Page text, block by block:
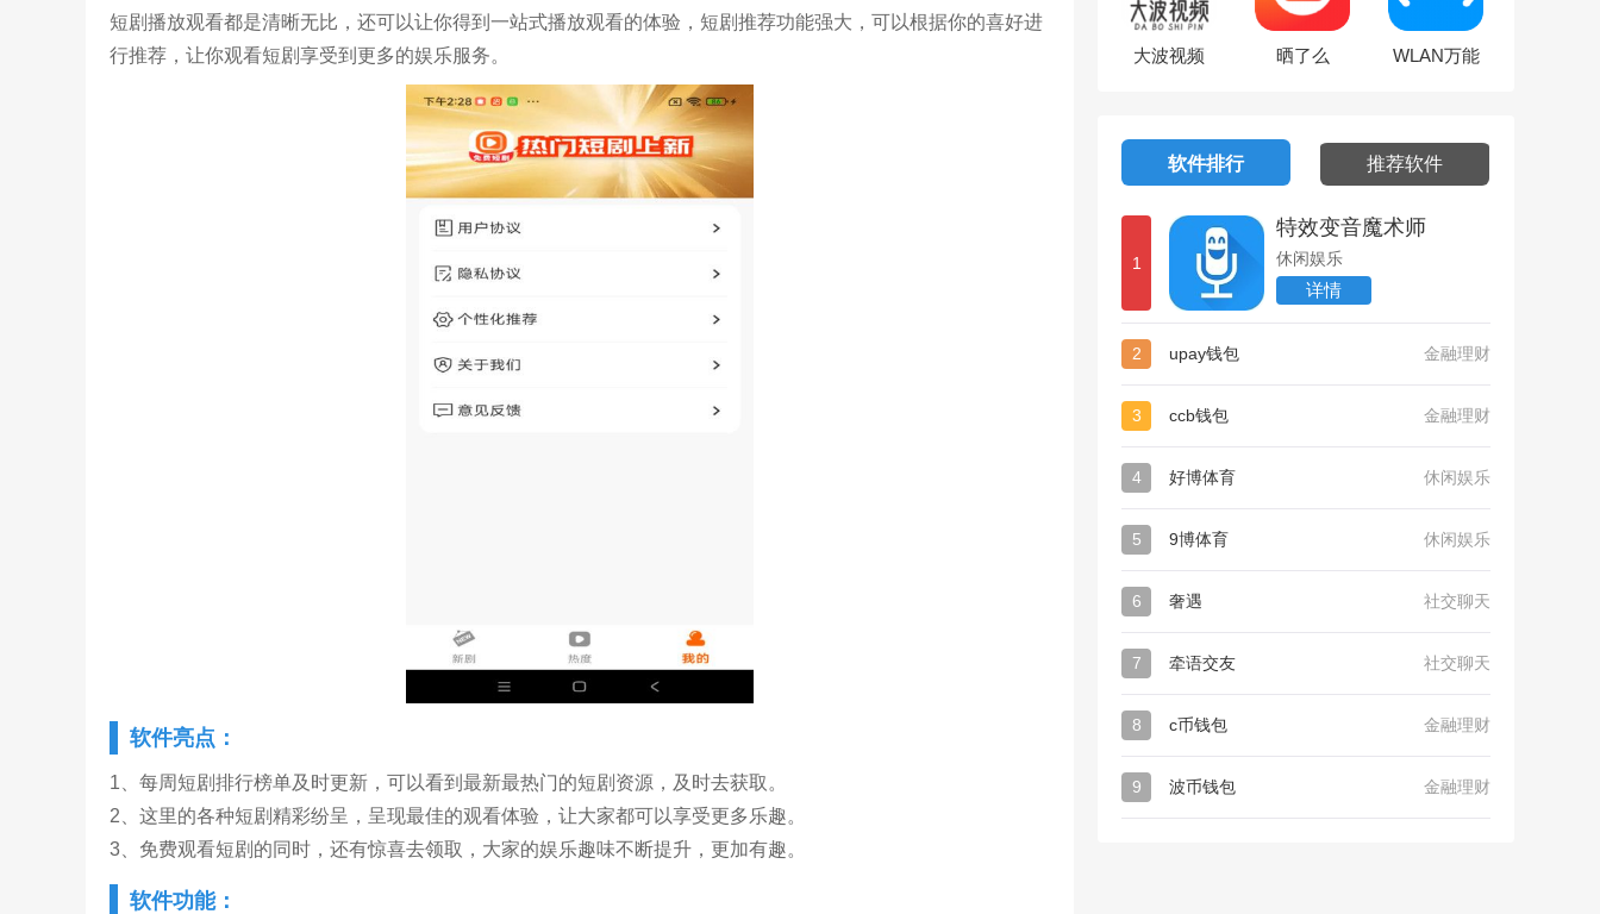
短剧播放观看都是清晰无比，还可以让你得到一站式播放观看的体验，短剧推荐功能强大，可以根据你的喜好进
行推荐，让你观看短剧享受到更多的娱乐服务。
软件亮点：
1、每周短剧排行榜单及时更新，可以看到最新最热门的短剧资源，及时去获取。
2、这里的各种短剧精彩纷呈，呈现最佳的观看体验，让大家都可以享受更多乐趣。
3、免费观看短剧的同时，还有惊喜去领取，大家的娱乐趣味不断提升，更加有趣。
软件功能：
大波视频 晒了么
WLAN万能
软件排行 推荐软件
1
特效变音魔术师
休闲娱乐
详情
2 upay钱包 金融理财
3 ccb钱包 金融理财
4 好博体育 休闲娱乐
5 9博体育 休闲娱乐
6 奢遇 社交聊天
7 牵语交友 社交聊天
8 c币钱包 金融理财
9 波币钱包 金融理财